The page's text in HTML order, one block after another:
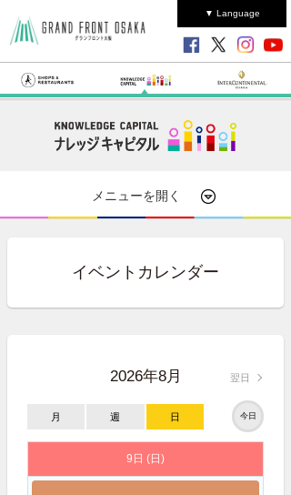
▼ Language
メニューを開く
イベントカレンダー
2026年8月 翌日
月 週 日 今日
9日 (日)